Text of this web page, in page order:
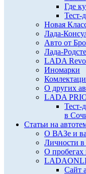
Где
Тест-
Новая
Лада-
Авто от
Лада-
LADA
Иномарки
О других
LADA
Тест-
в
Статьи на
О ВАЗе и
Личности в
О пробегах
Сайт